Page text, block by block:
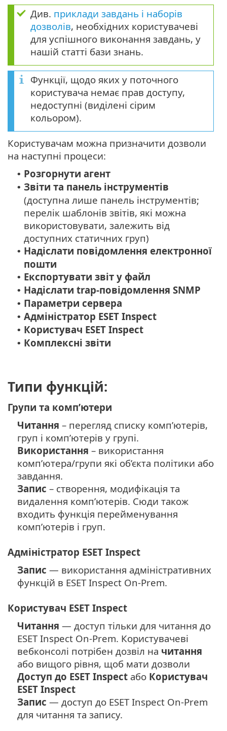
Див. приклади завдань і наборів
дозволів, необхідних користувачеві
для успішного виконання завдань, у
нашій статті бази знань.
Функції, щодо яких у поточного
користувача немає прав доступу,
недоступні (виділені сірим
кольором).
Користувачам можна призначити дозволи
на наступні процеси:
• Розгорнути агент
• Звіти та панель інструментів
(доступна лише панель інструментів;
перелік шаблонів звітів, які можна
використовувати, залежить від
доступних статичних груп)
• Надіслати повідомлення електронної
пошти
• Експортувати звіт у файл
• Надіслати trap-повідомлення SNMP
• Параметри сервера
• Адміністратор ESET Inspect
• Користувач ESET Inspect
• Комплексні звіти
Типи функцій:
Групи та комп’ютери
Читання – перегляд списку комп’ютерів,
груп і комп’ютерів у групі.
Використання – використання
комп’ютера/групи які об’єкта політики або
завдання.
Запис – створення, модифікація та
видалення комп’ютерів. Сюди також
входить функція перейменування
комп’ютерів і груп.
Адміністратор ESET Inspect
Запис — використання адміністративних
функцій в ESET Inspect On-Prem.
Користувач ESET Inspect
Читання — доступ тільки для читання до
ESET Inspect On-Prem. Користувачеві
вебконсолі потрібен дозвіл на читання
або вищого рівня, щоб мати дозволи
Доступ до ESET Inspect або Користувач
ESET Inspect
Запис — доступ до ESET Inspect On-Prem
для читання та запису.